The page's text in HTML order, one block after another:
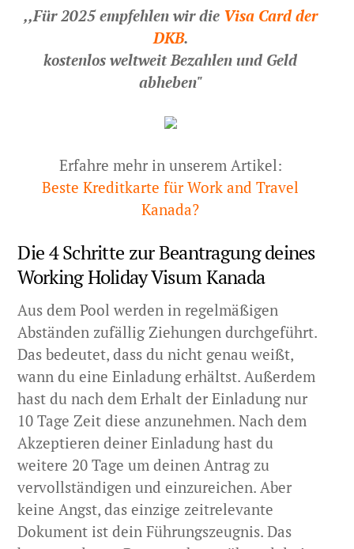
,,Für 2025 empfehlen wir die Visa Card der
DKB.
kostenlos weltweit Bezahlen und Geld
abheben"
Erfahre mehr in unserem Artikel:
Beste Kreditkarte für Work and Travel
Kanada?
Die 4 Schritte zur Beantragung deines
Working Holiday Visum Kanada
Aus dem Pool werden in regelmäßigen
Abständen zufällig Ziehungen durchgeführt.
Das bedeutet, dass du nicht genau weißt,
wann du eine Einladung erhältst. Außerdem
hast du nach dem Erhalt der Einladung nur
10 Tage Zeit diese anzunehmen. Nach dem
Akzeptieren deiner Einladung hast du
weitere 20 Tage um deinen Antrag zu
vervollständigen und einzureichen. Aber
keine Angst, das einzige zeitrelevante
Dokument ist dein Führungszeugnis. Das